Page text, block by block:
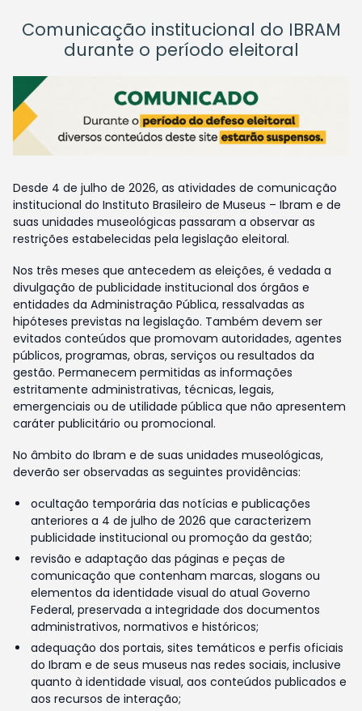
Comunicação institucional do IBRAM
durante o período eleitoral
Desde 4 de julho de 2026, as atividades de comunicação
institucional do Instituto Brasileiro de Museus – Ibram e de
suas unidades museológicas passaram a observar as
restrições estabelecidas pela legislação eleitoral.
Nos três meses que antecedem as eleições, é vedada a
divulgação de publicidade institucional dos órgãos e
entidades da Administração Pública, ressalvadas as
hipóteses previstas na legislação. Também devem ser
evitados conteúdos que promovam autoridades, agentes
públicos, programas, obras, serviços ou resultados da
gestão. Permanecem permitidas as informações
estritamente administrativas, técnicas, legais,
emergenciais ou de utilidade pública que não apresentem
caráter publicitário ou promocional.
No âmbito do Ibram e de suas unidades museológicas,
deverão ser observadas as seguintes providências:
ocultação temporária das notícias e publicações
anteriores a 4 de julho de 2026 que caracterizem
publicidade institucional ou promoção da gestão;
revisão e adaptação das páginas e peças de
comunicação que contenham marcas, slogans ou
elementos da identidade visual do atual Governo
Federal, preservada a integridade dos documentos
administrativos, normativos e históricos;
adequação dos portais, sites temáticos e perfis oficiais
do Ibram e de seus museus nas redes sociais, inclusive
quanto à identidade visual, aos conteúdos publicados e
aos recursos de interação;